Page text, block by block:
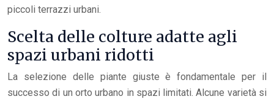
piccoli terrazzi urbani.
Scelta delle colture adatte agli
spazi urbani ridotti
La selezione delle piante giuste è fondamentale per il
successo di un orto urbano in spazi limitati. Alcune varietà si